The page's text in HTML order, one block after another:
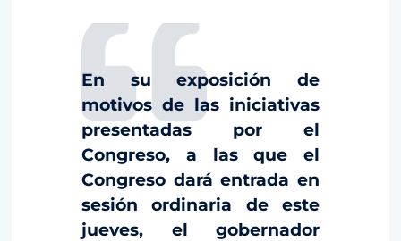
En su exposición de
motivos de las iniciativas
presentadas por el
Congreso, a las que el
Congreso dará entrada en
sesión ordinaria de este
jueves, el gobernador